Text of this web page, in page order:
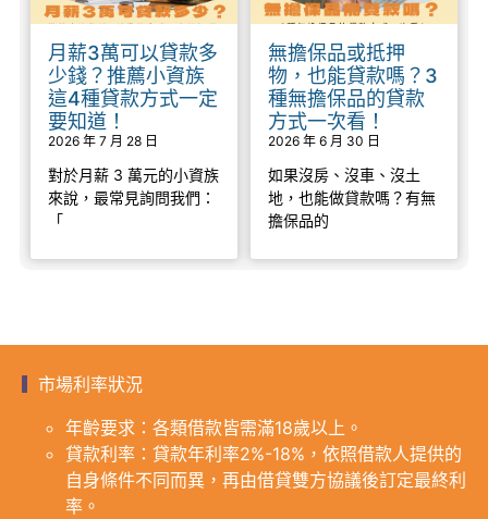
月薪3萬可以貸款多
少錢？推薦小資族
這4種貸款方式一定
要知道！
2026 年 7 月 28 日
對於月薪 3 萬元的小資族
來說，最常見詢問我們：
「
無擔保品或抵押
物，也能貸款嗎？3
種無擔保品的貸款
方式一次看！
2026 年 6 月 30 日
如果沒房、沒車、沒土
地，也能做貸款嗎？有無
擔保品的
市場利率狀況
年齡要求：各類借款皆需滿18歲以上。
貸款利率：貸款年利率2%-18%，依照借款人提供的
自身條件不同而異，再由借貸雙方協議後訂定最終利
率。